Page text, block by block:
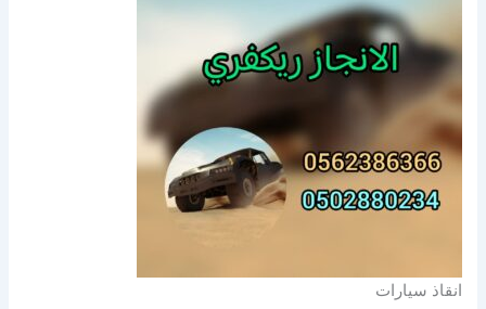
انقاذ سيارات